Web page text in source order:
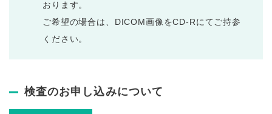
おります。
ご希望の場合は、DICOM画像をCD-Rにてご持参
ください。
検査のお申し込みについて